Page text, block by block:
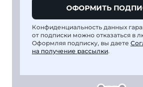
ОФОРМИТЬ
Конфиденциальность данных
от подписки можно отказаться в
Оформляя подписку, вы даете
на получение рассылки.